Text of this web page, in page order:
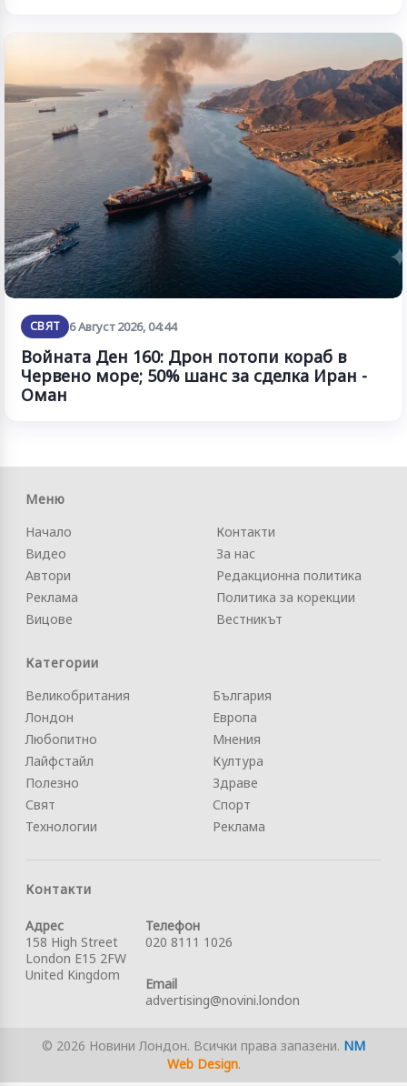
СВЯТ 6 Август 2026, 04:44
Войната Ден 160: Дрон потопи кораб в
Червено море; 50% шанс за сделка Иран -
Оман
Меню
Начало
Видео
Автори
Реклама
Вицове
Контакти
За нас
Редакционна политика
Политика за корекции
Вестникът
Категории
Великобритания
Лондон
Любопитно
Лайфстайл
Полезно
Свят
Технологии
България
Европа
Мнения
Култура
Здраве
Спорт
Реклама
Контакти
Адрес
158 High Street
London E15 2FW
United Kingdom
Телефон
020 8111 1026
Email
advertising@novini.london
© 2026 Новини Лондон. Всички права запазени. NM
Web Design.